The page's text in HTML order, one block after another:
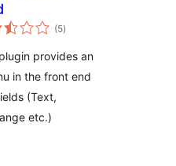
(5total
aprecieri
)
provides an
in the front end
(Text,
etc.)